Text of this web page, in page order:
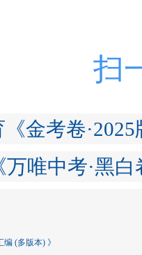
扫
金考卷
万唯中考·黑白
(多版本) 》